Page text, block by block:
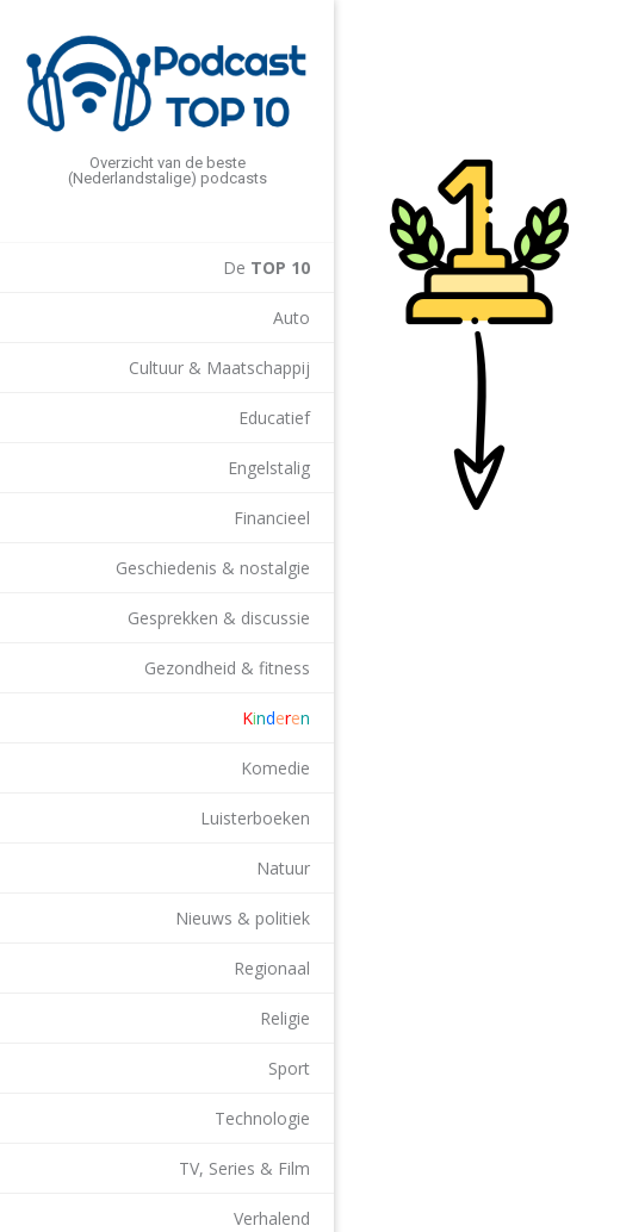
Overzicht van de beste
(Nederlandstalige) podcasts
De TOP 10
Auto
Cultuur & Maatschappij
Educatief
Engelstalig
Financieel
Geschiedenis & nostalgie
Gesprekken & discussie
Gezondheid & fitness
Kinderen
Komedie
Luisterboeken
Natuur
Nieuws & politiek
Regionaal
Religie
Sport
Technologie
TV, Series & Film
Verhalend